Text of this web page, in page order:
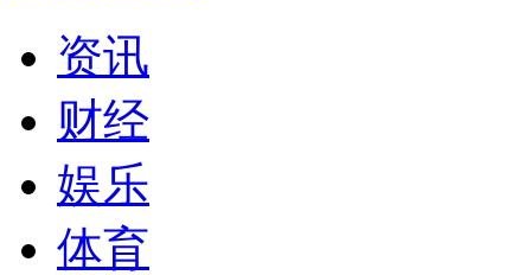
资讯
财经
娱乐
体育